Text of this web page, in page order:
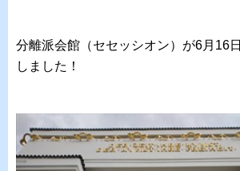
分離派会館（セセッシオン）が6月16
しました！